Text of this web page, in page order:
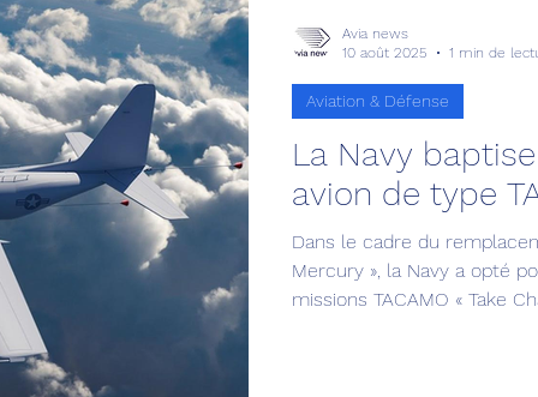
La Navy
avion de type
Dans le cadre du
Mercury », la Navy a opté
missions TACAMO « Take
Aviation & Défense
Avia news
10 août 2025
1 min de